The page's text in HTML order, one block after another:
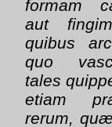
formam
aut
quibus
quo
tales
etiam
rerum,